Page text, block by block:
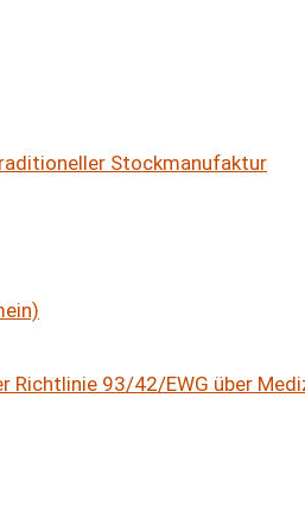
Stockmanufaktur
Richtlinie 93/42/EWG über